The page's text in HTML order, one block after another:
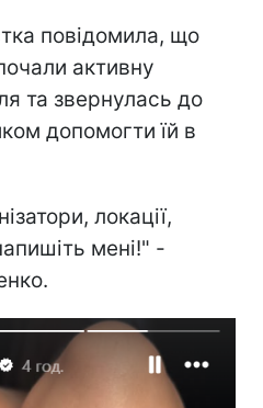
повідомила, що
активну
та звернулась до
допомогти їй в
локації,
мені!" -